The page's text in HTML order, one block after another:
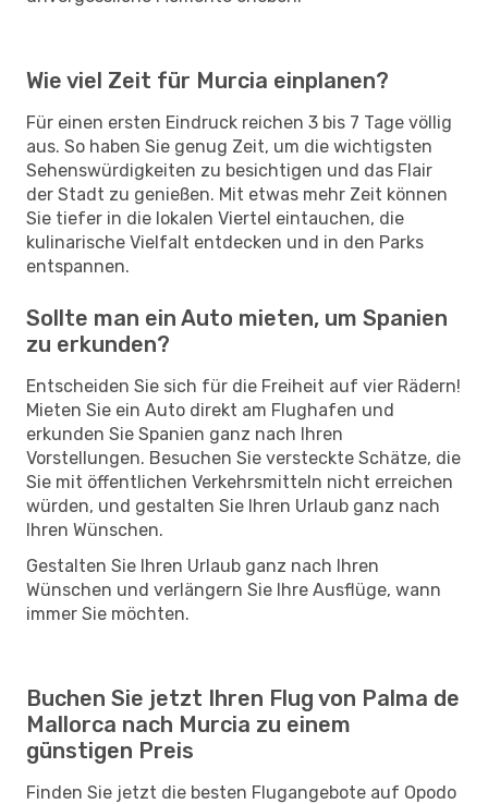
Wie viel Zeit für Murcia einplanen?
Für einen ersten Eindruck reichen 3 bis 7 Tage völlig
aus. So haben Sie genug Zeit, um die wichtigsten
Sehenswürdigkeiten zu besichtigen und das Flair
der Stadt zu genießen. Mit etwas mehr Zeit können
Sie tiefer in die lokalen Viertel eintauchen, die
kulinarische Vielfalt entdecken und in den Parks
entspannen.
Sollte man ein Auto mieten, um Spanien
zu erkunden?
Entscheiden Sie sich für die Freiheit auf vier Rädern!
Mieten Sie ein Auto direkt am Flughafen und
erkunden Sie Spanien ganz nach Ihren
Vorstellungen. Besuchen Sie versteckte Schätze, die
Sie mit öffentlichen Verkehrsmitteln nicht erreichen
würden, und gestalten Sie Ihren Urlaub ganz nach
Ihren Wünschen.
Gestalten Sie Ihren Urlaub ganz nach Ihren
Wünschen und verlängern Sie Ihre Ausflüge, wann
immer Sie möchten.
Buchen Sie jetzt Ihren Flug von Palma de
Mallorca nach Murcia zu einem
günstigen Preis
Finden Sie jetzt die besten Flugangebote auf Opodo